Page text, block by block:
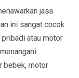
jasa
ini sangat cocok
atau motor
bebek, motor